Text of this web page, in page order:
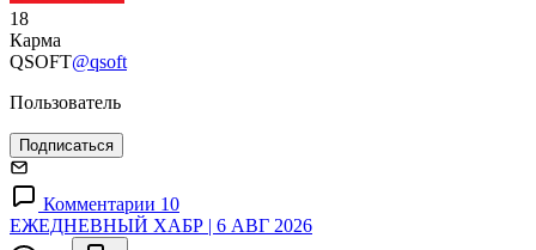
18
Карма
QSOFT@qsoft
Пользователь
Подписаться
Комментарии 10
ЕЖЕДНЕВНЫЙ ХАБР | 6 АВГ 2026